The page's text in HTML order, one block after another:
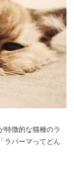
特徴的な猫種のラ
ラパーマってどん